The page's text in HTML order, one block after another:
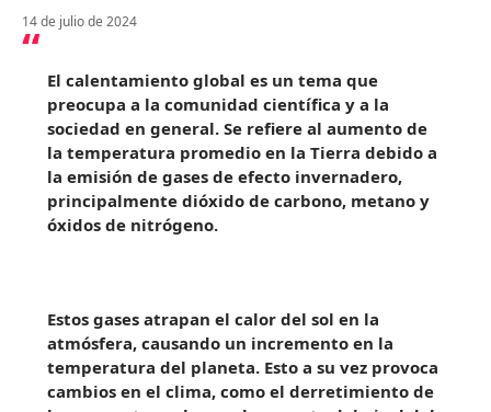
14 de julio de 2024
El calentamiento global es un tema que
preocupa a la comunidad científica y a la
sociedad en general. Se refiere al aumento de
la temperatura promedio en la Tierra debido a
la emisión de gases de efecto invernadero,
principalmente dióxido de carbono, metano y
óxidos de nitrógeno.
Estos gases atrapan el calor del sol en la
atmósfera, causando un incremento en la
temperatura del planeta. Esto a su vez provoca
cambios en el clima, como el derretimiento de